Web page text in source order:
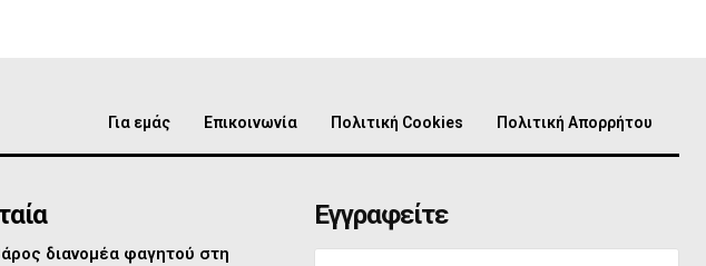
Για εμάς Επικοινωνία Πολιτική Cookies Πολιτική Απορρήτου
διανομέα φαγητού στη
Εγγραφείτε